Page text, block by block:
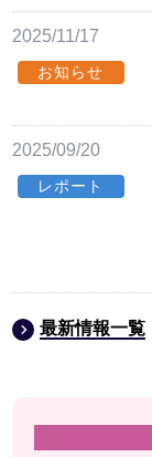
2025/11/17
お知らせ
2025/09/20
レポート
最新情報一覧